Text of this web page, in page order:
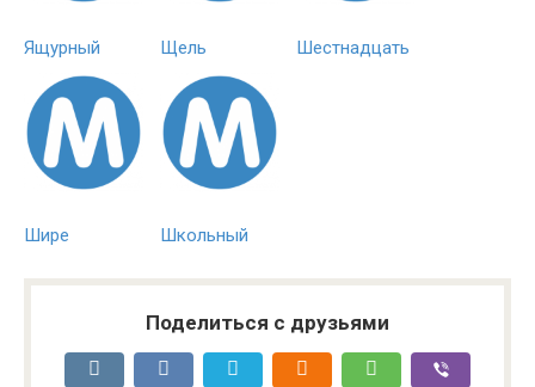
Ящурный Щель Шестнадцать
Шире Школьный
Поделиться с друзьями